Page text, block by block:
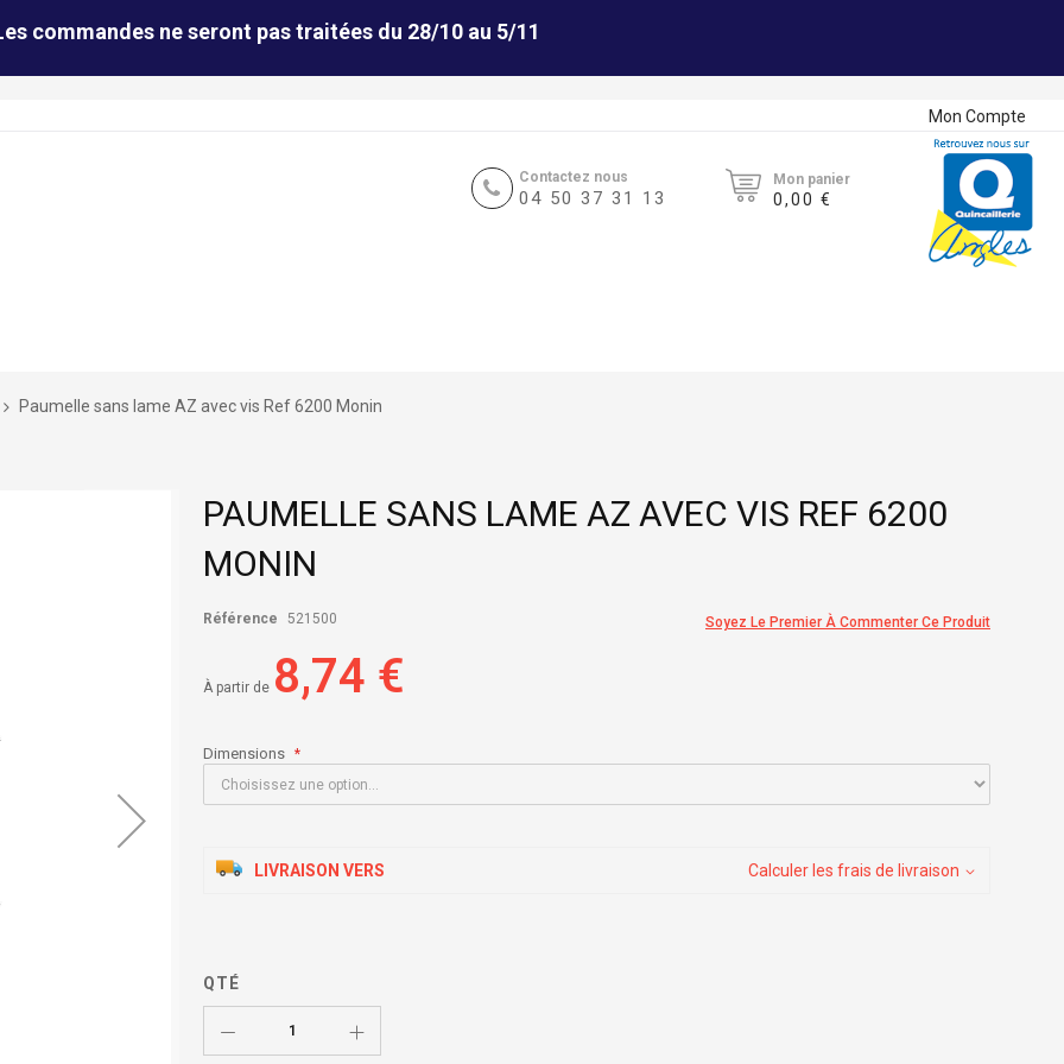
commandes ne seront pas traitées du 28/10 au 5/11
Mon Compte
Contactez nous
04 50 37 31 13
Mon panier
0,00 €
Paumelle sans lame AZ avec vis Ref 6200 Monin
PAUMELLE SANS LAME AZ AVEC VIS REF 6200
MONIN
Soyez Le Premier À Commenter Ce Produit
Référence 521500
À partir de 8,74 €
Dimensions
LIVRAISON VERS Calculer les frais de livraison
QTÉ